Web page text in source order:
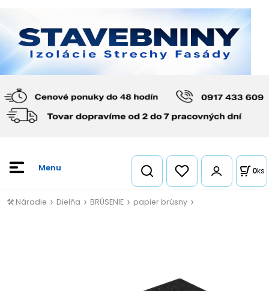
0ks
🛠️ Náradie Dielňa BRÚSENIE papier brúsny